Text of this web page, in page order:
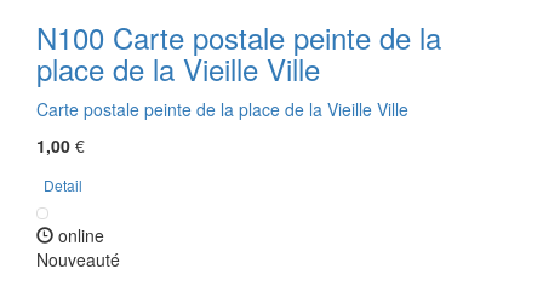
N100 Carte postale peinte de la
place de la Vieille Ville
Carte postale peinte de la place de la Vieille Ville
1,00 €
Detail
online
Nouveauté